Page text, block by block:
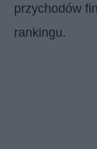
przychodów
rankingu.